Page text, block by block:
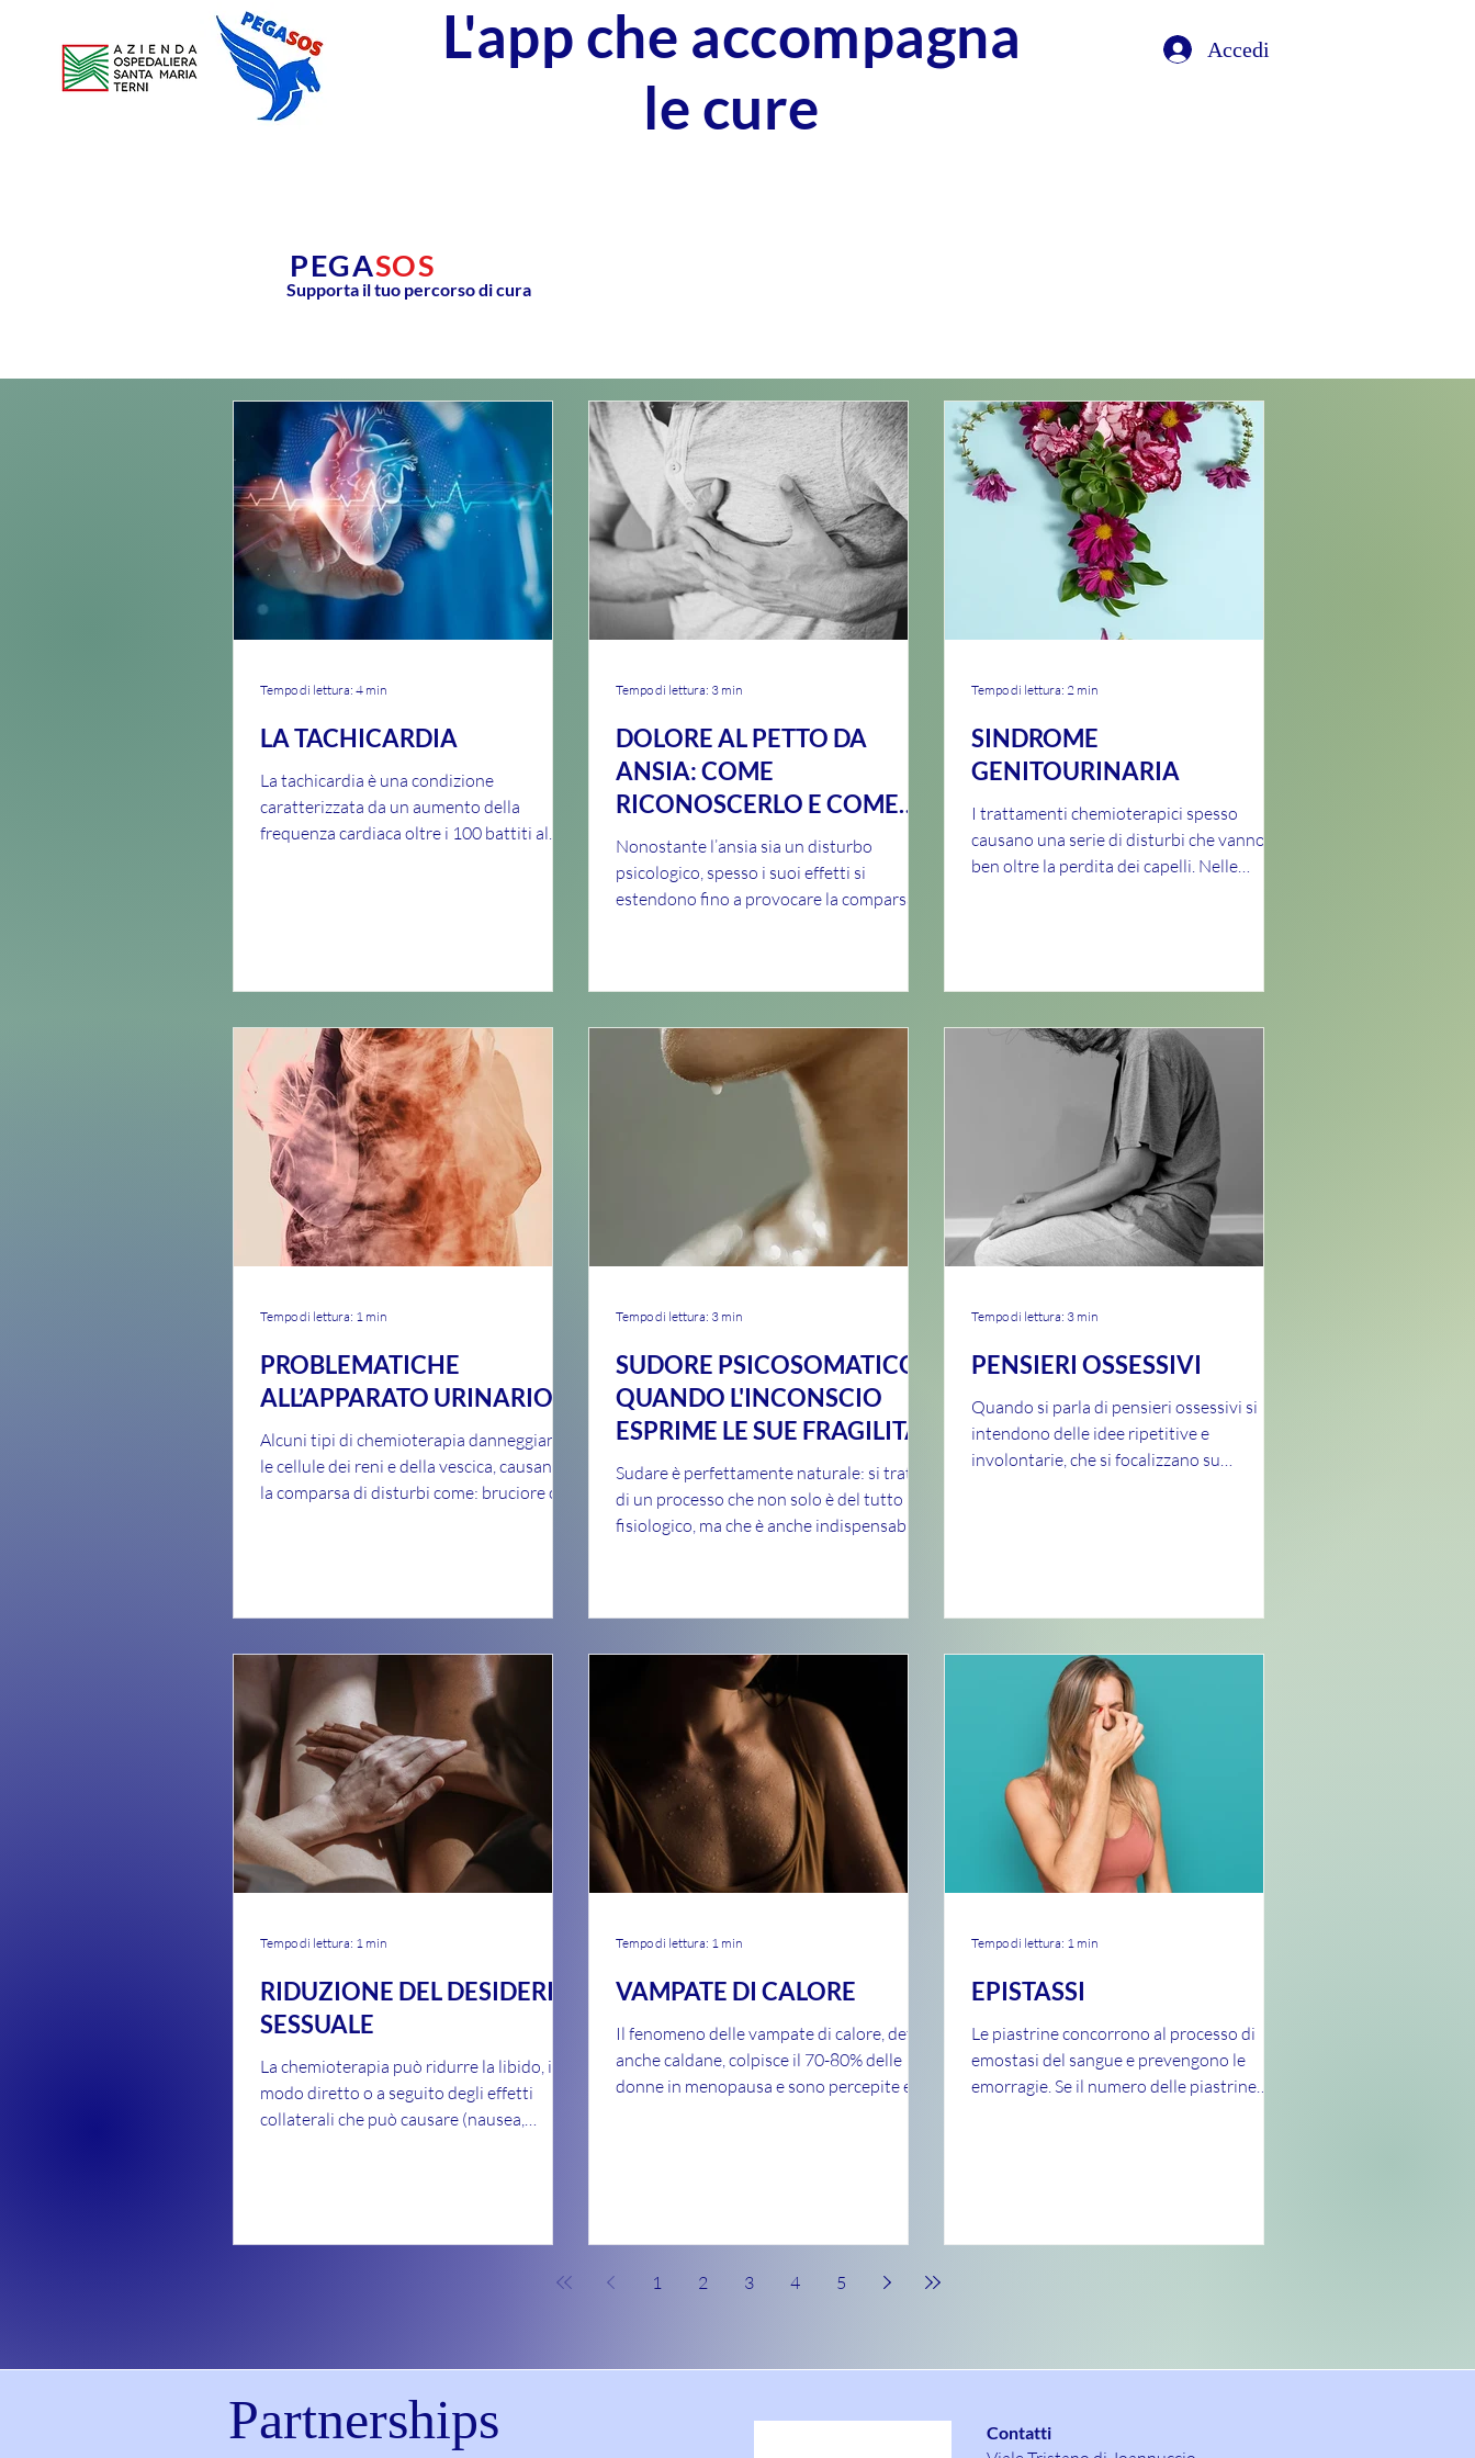
L'app che accompagna
le cure
Accedi
PEGASOS
Supporta il tuo percorso di cura
LA TACHICARDIA
La tachicardia è una condizione
caratterizzata da un aumento della
frequenza cardiaca oltre i 100 battiti al
Tempo di lettura: 4 min
DOLORE AL PETTO DA
ANSIA: COME
RICONOSCERLO E COME
CALMARLO
Nonostante l’ansia sia un disturbo
psicologico, spesso i suoi effetti si
estendono fino a provocare la comparsa di
Tempo di lettura: 3 min
SINDROME
GENITOURINARIA
I trattamenti chemioterapici spesso
causano una serie di disturbi che vanno
ben oltre la perdita dei capelli. Nelle
Tempo di lettura: 2 min
PROBLEMATICHE
ALL’APPARATO URINARIO
Alcuni tipi di chemioterapia danneggiano
le cellule dei reni e della vescica, causando
la comparsa di disturbi come: bruciore o
Tempo di lettura: 1 min
SUDORE PSICOSOMATICO,
QUANDO L'INCONSCIO
ESPRIME LE SUE FRAGILITA'
Sudare è perfettamente naturale: si tratta
di un processo che non solo è del tutto
fisiologico, ma che è anche indispensabile
Tempo di lettura: 3 min
PENSIERI OSSESSIVI
Quando si parla di pensieri ossessivi si
intendono delle idee ripetitive e
involontarie, che si focalizzano su
Tempo di lettura: 3 min
RIDUZIONE DEL DESIDERIO
SESSUALE
La chemioterapia può ridurre la libido, in
modo diretto o a seguito degli effetti
collaterali che può causare (nausea,
Tempo di lettura: 1 min
VAMPATE DI CALORE
Il fenomeno delle vampate di calore, dette
anche caldane, colpisce il 70-80% delle
donne in menopausa e sono percepite e
Tempo di lettura: 1 min
EPISTASSI
Le piastrine concorrono al processo di
emostasi del sangue e prevengono le
emorragie. Se il numero delle piastrine
Tempo di lettura: 1 min
1 2 3 4 5
Partnerships Contatti